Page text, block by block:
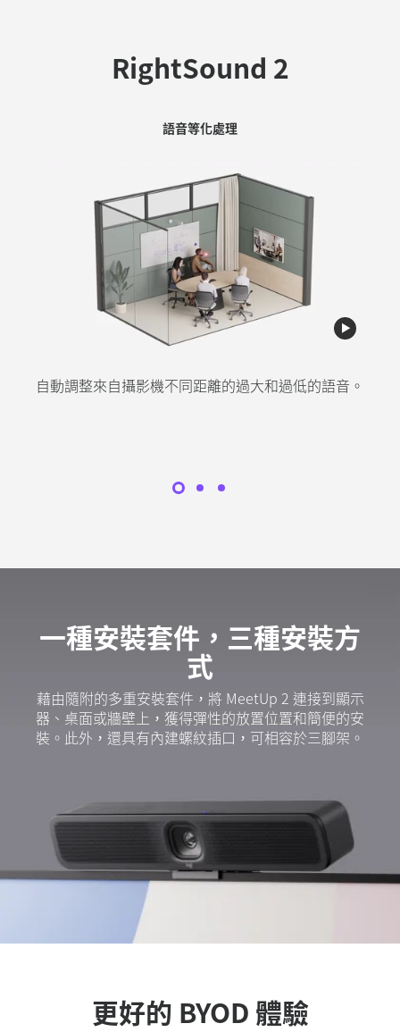
語音等化處理
自動調整來自攝影機不同距離的過大和過低的語音。
AI 噪音抑制：
區分語音和不想要的噪音，例如風扇或鍵盤敲擊聲，並
AI 回音抑制
消除較大空間或有堅硬表面之房間中不想要的回音或
RightSound 2
一種安裝套件，三種安裝方
式
藉由隨附的多重安裝套件，將 MeetUp 2 連接到顯示
器、桌面或牆壁上，獲得彈性的放置位置和簡便的安
裝。此外，還具有內建螺紋插口，可相容於三腳架。
更好的 BYOD 體驗